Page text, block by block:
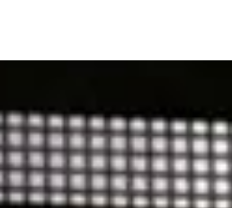
zugunsten von mehr